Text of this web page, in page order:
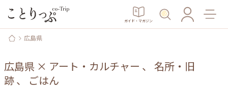
ガイド・マガジン
広島県
広島県 × アート・カルチャー 、 名所・旧
跡、 ごはん